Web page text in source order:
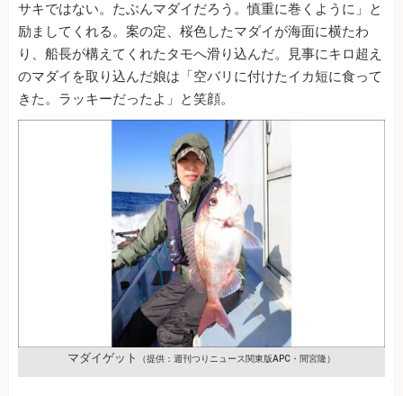
サキではない。たぶんマダイだろう。慎重に巻くように」と
励ましてくれる。案の定、桜色したマダイが海面に横たわ
り、船長が構えてくれたタモへ滑り込んだ。見事にキロ超え
のマダイを取り込んだ娘は「空バリに付けたイカ短に食って
きた。ラッキーだったよ」と笑顔。
マダイゲット （提供：週刊つりニュース関東版APC・間宮隆）